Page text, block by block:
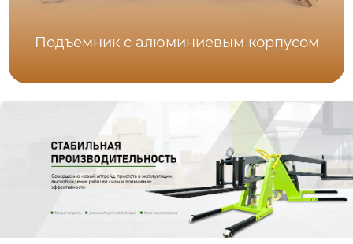
Подъемник с алюминиевым корпусом